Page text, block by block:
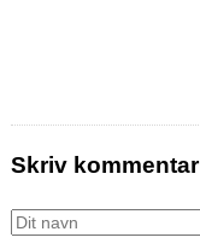
Skriv kommentar